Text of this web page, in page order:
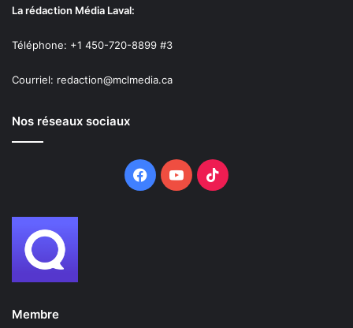
La rédaction Média Laval:
Téléphone: +1 450-720-8899 #3
Courriel: redaction@mclmedia.ca
Nos réseaux sociaux
Facebook
YouTubeTikTok
Membre